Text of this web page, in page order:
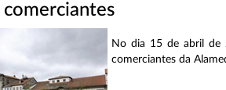
No dia 15 de abril de
comerciantes da